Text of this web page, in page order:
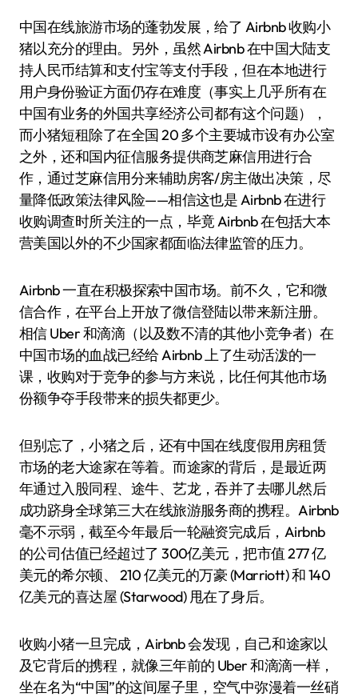
中国在线旅游市场的蓬勃发展，给了 Airbnb 收购小
猪以充分的理由。另外，虽然 Airbnb 在中国大陆支
持人民币结算和支付宝等支付手段，但在本地进行
用户身份验证方面仍存在难度（事实上几乎所有在
中国有业务的外国共享经济公司都有这个问题），
而小猪短租除了在全国 20 多个主要城市设有办公室
之外，还和国内征信服务提供商芝麻信用进行合
作，通过芝麻信用分来辅助房客/房主做出决策，尽
量降低政策法律风险——相信这也是 Airbnb 在进行
收购调查时所关注的一点，毕竟 Airbnb 在包括大本
营美国以外的不少国家都面临法律监管的压力。
Airbnb 一直在积极探索中国市场。前不久，它和微
信合作，在平台上开放了微信登陆以带来新注册。
相信 Uber 和滴滴（以及数不清的其他小竞争者）在
中国市场的血战已经给 Airbnb 上了生动活泼的一
课，收购对于竞争的参与方来说，比任何其他市场
份额争夺手段带来的损失都更少。
但别忘了，小猪之后，还有中国在线度假用房租赁
市场的老大途家在等着。而途家的背后，是最近两
年通过入股同程、途牛、艺龙，吞并了去哪儿然后
成功跻身全球第三大在线旅游服务商的携程。Airbnb
毫不示弱，截至今年最后一轮融资完成后，Airbnb
的公司估值已经超过了 300亿美元，把市值 277 亿
美元的希尔顿、 210 亿美元的万豪 (Marriott) 和 140
亿美元的喜达屋 (Starwood) 甩在了身后。
收购小猪一旦完成，Airbnb 会发现，自己和途家以
及它背后的携程，就像三年前的 Uber 和滴滴一样，
坐在名为“中国”的这间屋子里，空气中弥漫着一丝硝